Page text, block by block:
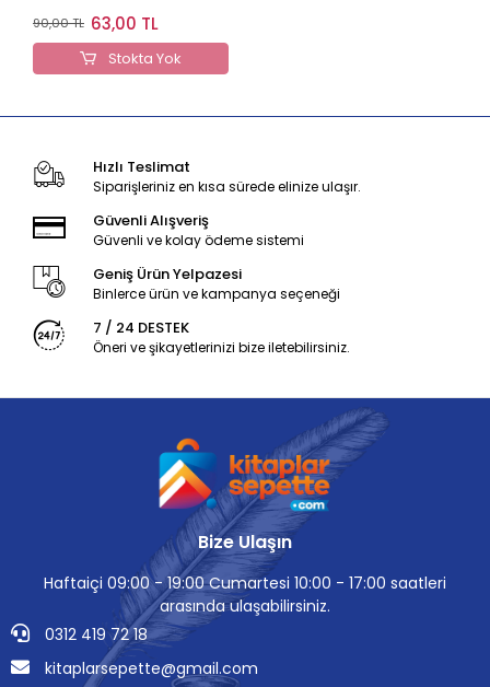
90,00 TL 63,00 TL
Stokta Yok
Hızlı Teslimat
Siparişleriniz en kısa sürede elinize ulaşır.
Güvenli Alışveriş
Güvenli ve kolay ödeme sistemi
Geniş Ürün Yelpazesi
Binlerce ürün ve kampanya seçeneği
7 / 24 DESTEK
Öneri ve şikayetlerinizi bize iletebilirsiniz.
Bize Ulaşın
Haftaiçi 09:00 - 19:00 Cumartesi 10:00 - 17:00 saatleri
arasında ulaşabilirsiniz.
0312 419 72 18
kitaplarsepette@gmail.com